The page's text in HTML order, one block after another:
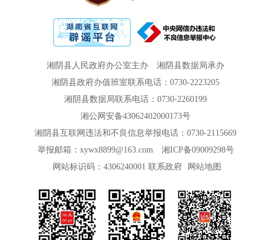
湘阴县人民政府办公室主办
湘阴县数据局承办
湘阴县政府办值班室联系电话：0730-2223205
湘阴县数据局联系电话：0730-2260199
湘公网安备43062402000173号
湘阴县互联网违法和不良信息举报电话：0730-2115669
举报邮箱：xywx8899@163.com
湘ICP备09009298号
网站标识码：4306240001 联系政府 网站地图